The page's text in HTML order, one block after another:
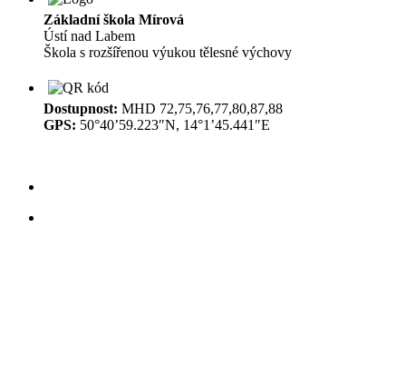
Základní škola Mírová
Ústí nad Labem
Škola s rozšířenou výukou tělesné výchovy
Dostupnost: MHD 72,75,76,77,80,87,88
GPS: 50°40’59.223″N, 14°1’45.441″E